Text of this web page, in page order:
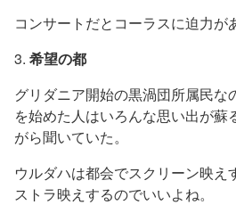
コンサートだとコーラスに迫力が
3. 希望の都
グリダニア開始の黒渦団所属民な
を始めた人はいろんな思い出が蘇
がら聞いていた。
ウルダハは都会でスクリーン映え
ストラ映えするのでいいよね。